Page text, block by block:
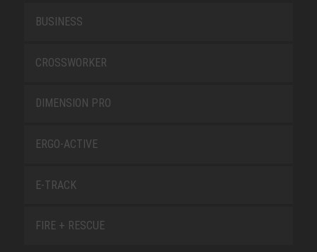
BUSINESS
CROSSWORKER
DIMENSION PRO
ERGO-ACTIVE
E-TRACK
FIRE + RESCUE